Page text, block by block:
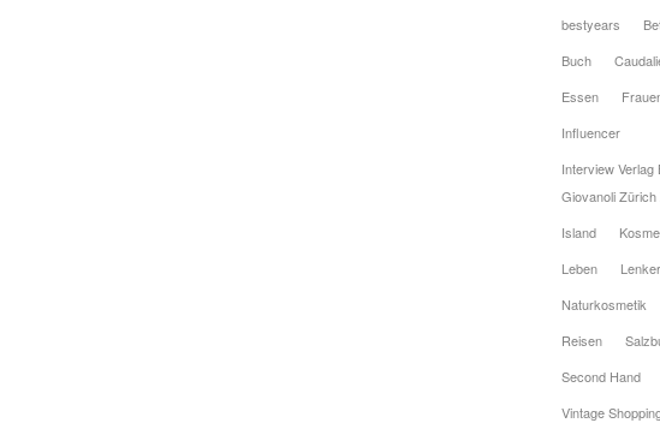
bestyears
Buch
Essen
Influencer
Interview
Giovanoli
Island
Leben
Naturkosmetik
Reisen
Second Hand
Vintage